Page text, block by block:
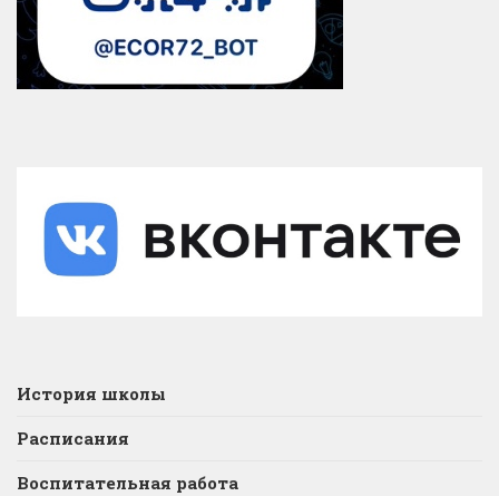
История школы
Расписания
Воспитательная работа